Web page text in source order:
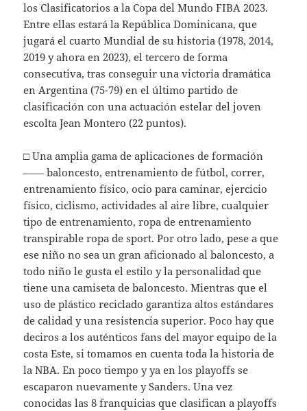
los Clasificatorios a la Copa del Mundo FIBA 2023.
Entre ellas estará la República Dominicana, que
jugará el cuarto Mundial de su historia (1978, 2014,
2019 y ahora en 2023), el tercero de forma
consecutiva, tras conseguir una victoria dramática
en Argentina (75-79) en el último partido de
clasificación con una actuación estelar del joven
escolta Jean Montero (22 puntos).
□ Una amplia gama de aplicaciones de formación
—— baloncesto, entrenamiento de fútbol, correr,
entrenamiento físico, ocio para caminar, ejercicio
físico, ciclismo, actividades al aire libre, cualquier
tipo de entrenamiento, ropa de entrenamiento
transpirable ropa de sport. Por otro lado, pese a que
ese niño no sea un gran aficionado al baloncesto, a
todo niño le gusta el estilo y la personalidad que
tiene una camiseta de baloncesto. Mientras que el
uso de plástico reciclado garantiza altos estándares
de calidad y una resistencia superior. Poco hay que
deciros a los auténticos fans del mayor equipo de la
costa Este, si tomamos en cuenta toda la historia de
la NBA. En poco tiempo y ya en los playoffs se
escaparon nuevamente y Sanders. Una vez
conocidas las 8 franquicias que clasifican a playoffs